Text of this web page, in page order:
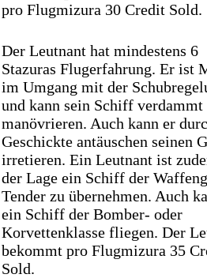
pro Flugmizura 30 Credit Sold.
Der Leutnant hat mindestens 6
Stazuras Flugerfahrung. Er ist
im Umgang mit der
und kann sein Schiff verdammt
manövrieren. Auch kann er
Geschickte antäuschen seinen
irretieren. Ein Leutnant ist
der Lage ein Schiff der
Tender zu übernehmen. Auch
ein Schiff der Bomber- oder
Korvettenklasse fliegen. Der
bekommt pro Flugmizura 35
Sold.